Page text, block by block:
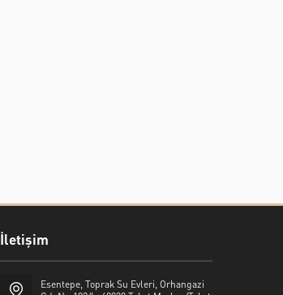
İletişim
Esentepe, Toprak Su Evleri, Orhangazi